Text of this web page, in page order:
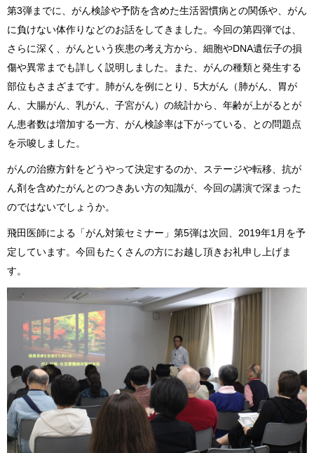
第3弾までに、がん検診や予防を含めた生活習慣病との関係や、がん
に負けない体作りなどのお話をしてきました。今回の第四弾では、
さらに深く、がんという疾患の考え方から、細胞やDNA遺伝子の損
傷や異常までも詳しく説明しました。また、がんの種類と発生する
部位もさまざまです。肺がんを例にとり、5大がん（肺がん、胃が
ん、大腸がん、乳がん、子宮がん）の統計から、年齢が上がるとが
ん患者数は増加する一方、がん検診率は下がっている、との問題点
を示唆しました。
がんの治療方針をどうやって決定するのか、ステージや転移、抗が
ん剤を含めたがんとのつきあい方の知識が、今回の講演で深まった
のではないでしょうか。
飛田医師による「がん対策セミナー」第5弾は次回、2019年1月を予
定しています。今回もたくさんの方にお越し頂きお礼申し上げま
す。